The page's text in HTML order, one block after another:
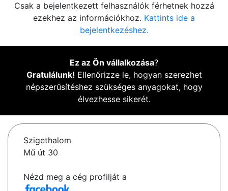
Csak a bejelentkezett felhasználók férhetnek hozzá
ezekhez az információkhoz. Kattints ide a
bejelentkezéshez.
Ez az Ön vállalkozása?
Gratulálunk! Ellenőrizze le, hogyan szerezhet
népszerűsítéshez szükséges anyagokat, hogy
élvezhesse sikerét.
Szigethalom
Mű út 30
Nézd meg a cég profilját a